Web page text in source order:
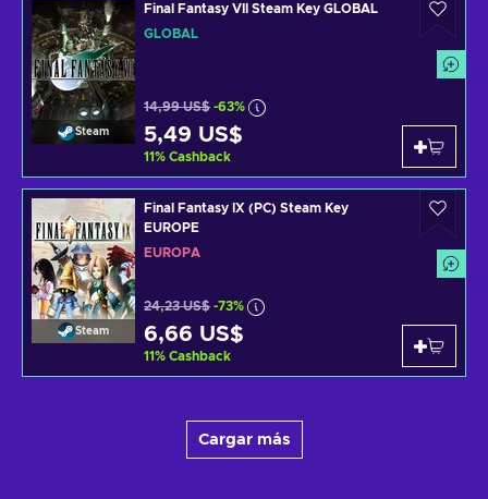
Steam
Final Fantasy VII Steam Key GLOBAL
GLOBAL
14,99 US$ -63%
5,49 US$
11% Cashback
Steam
Final Fantasy IX (PC) Steam Key
EUROPE
EUROPA
24,23 US$ -73%
6,66 US$
11% Cashback
Cargar más